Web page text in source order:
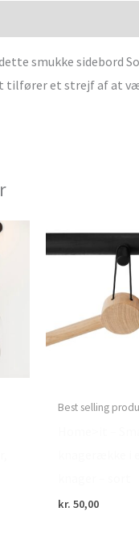
smukke sidebord
tilfører et strejf af at
Best selling
kr. 50,00